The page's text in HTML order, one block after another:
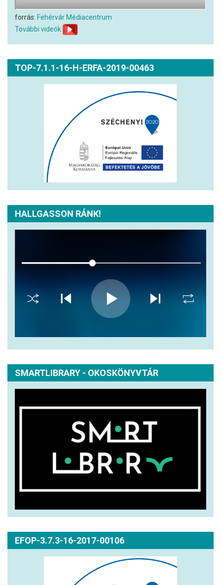
forrás: Fehérvár Médiacentrum
További videók
TOP-7.1.1-16-H-ERFA-2019-00463
HALLGASSON RÁNK!
SMARTLIBRARY - OKOSKÖNYVTÁR
EFOP-3.7.3-16-2017-00106